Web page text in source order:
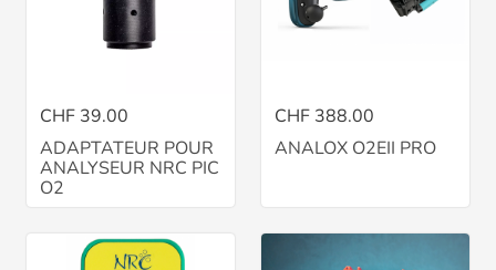
CHF 39.00
ADAPTATEUR POUR
ANALYSEUR NRC PIC
O2
CHF 388.00
ANALOX O2EII PRO